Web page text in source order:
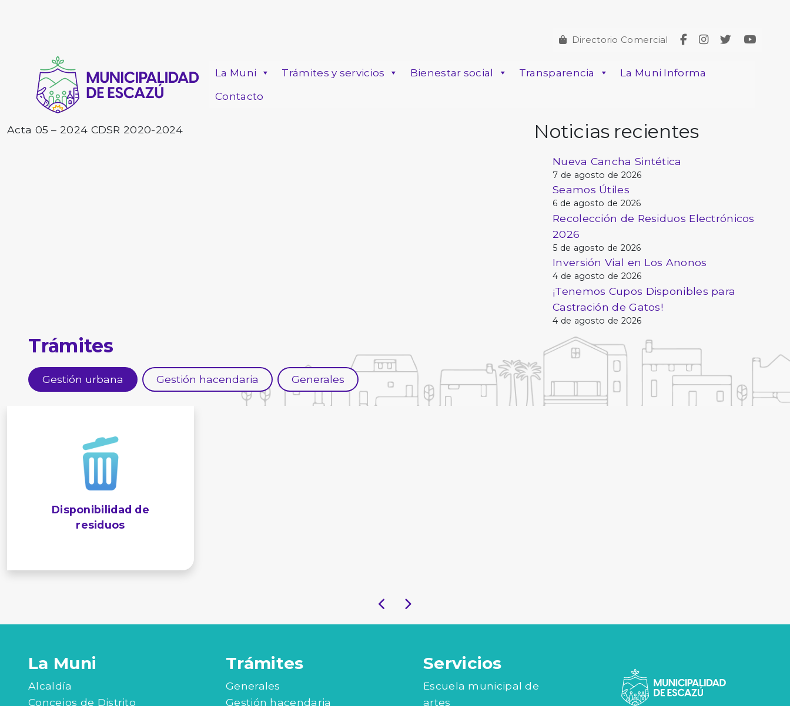
Directorio Comercial
La Muni Trámites y servicios Bienestar social Transparencia
La Muni Informa
Contacto
Acta 05 – 2024 CDSR 2020-2024 Noticias recientes
Nueva Cancha Sintética
7 de agosto de 2026
Seamos Útiles
6 de agosto de 2026
Recolección de Residuos Electrónicos
2026
5 de agosto de 2026
Inversión Vial en Los Anonos
4 de agosto de 2026
¡Tenemos Cupos Disponibles para
Castración de Gatos!
4 de agosto de 2026
Trámites
Gestión urbana Gestión hacendaria Generales
Disponibilidad de
residuos
La Muni
Alcaldía
Concejos de Distrito
Trámites
Generales
Gestión hacendaria
Servicios
Escuela municipal de
artes